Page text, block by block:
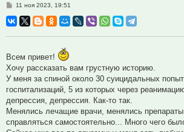
Сообщение
11 ноя 2023, 19:51
Всем привет!
Хочу рассказать вам грустную историю.
У меня за спиной около 30 суицидальных
госпитализаций, 5 из которых через
депрессия, депрессия. Как-то так.
Менялись лечащие врачи, менялись
справляться самостоятельно... Много чего